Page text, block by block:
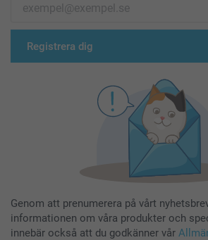
Registrera dig
Genom att prenumerera på vårt
informationen om våra produkter och
innebär också att du godkänner vår